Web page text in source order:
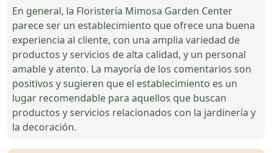
En general, la Floristería Mimosa Garden Center
parece ser un establecimiento que ofrece una buena
experiencia al cliente, con una amplia variedad de
productos y servicios de alta calidad, y un personal
amable y atento. La mayoría de los comentarios son
positivos y sugieren que el establecimiento es un
lugar recomendable para aquellos que buscan
productos y servicios relacionados con la jardinería y
la decoración.